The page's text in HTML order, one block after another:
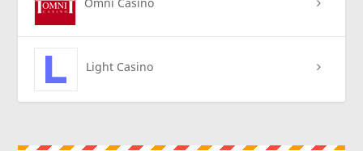
Light Casino